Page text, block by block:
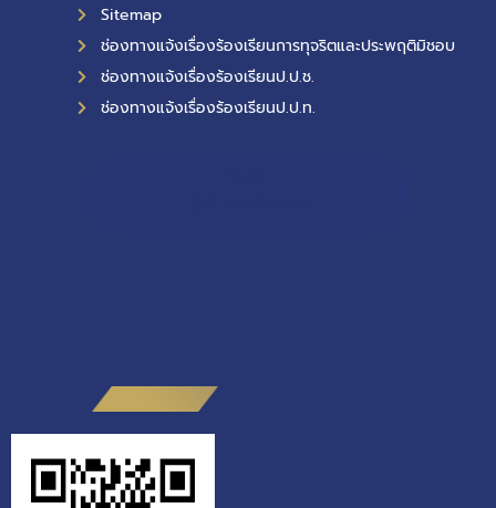
Sitemap
ช่องทางแจ้งเรื่องร้องเรียนการทุจริตและประพฤติมิชอบ
ช่องทางแจ้งเรื่องร้องเรียนป.ป.ช.
ช่องทางแจ้งเรื่องร้องเรียนป.ป.ท.